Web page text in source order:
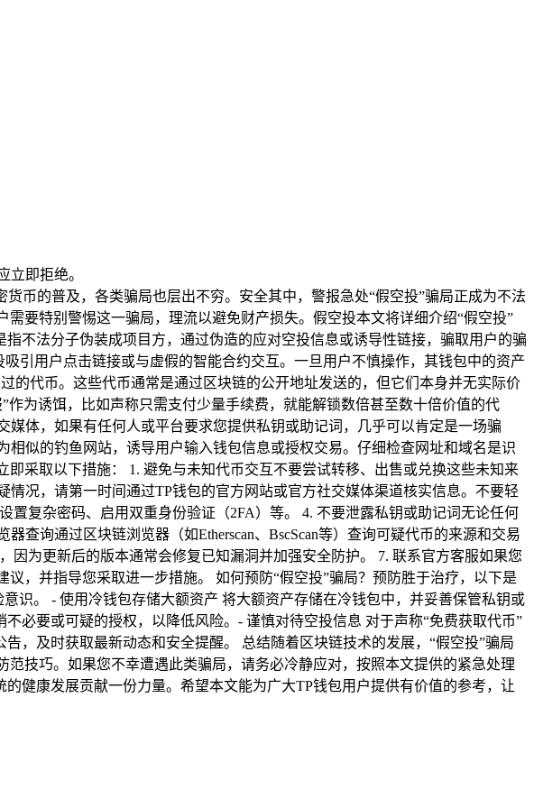
立即拒绝。
币的普及，各类骗局也层出不穷。安全其中，警报急处“假空投”骗局正成为不法
要特别警惕这一骗局，理流以避免财产损失。假空投本文将详细介绍“假空投”
不法分子伪装成项目方，通过伪造的应对空投信息或诱导性链接，骗取用户的骗
引用户点击链接或与虚假的智能合约交互。一旦用户不慎操作，其钱包中的资产
的代币。这些代币通常是通过区块链的公开地址发送的，但它们本身并无实际价
为诱饵，比如声称只需支付少量手续费，就能解锁数倍甚至数十倍价值的代
体，如果有任何人或平台要求您提供私钥或助记词，几乎可以肯定是一场骗
似的钓鱼网站，诱导用户输入钱包信息或授权交易。仔细检查网址和域名是识
采取以下措施： 1. 避免与未知代币交互不要尝试转移、出售或兑换这些未知来
况，请第一时间通过TP钱包的官方网站或官方社交媒体渠道核实信息。不要轻
复杂密码、启用双重身份验证（2FA）等。 4. 不要泄露私钥或助记词无论任何
查询通过区块链浏览器（如Etherscan、BscScan等）查询可疑代币的来源和交易
为更新后的版本通常会修复已知漏洞并加强安全防护。 7. 联系官方客服如果您
，并指导您采取进一步措施。 如何预防“假空投”骗局？预防胜于治疗，以下是
识。 - 使用冷钱包存储大额资产 将大额资产存储在冷钱包中，并妥善保管私钥或
必要或可疑的授权，以降低风险。- 谨慎对待空投信息 对于声称“免费获取代币”
，及时获取最新动态和安全提醒。 总结随着区块链技术的发展，“假空投”骗局
技巧。如果您不幸遭遇此类骗局，请务必冷静应对，按照本文提供的紧急处理
健康发展贡献一份力量。希望本文能为广大TP钱包用户提供有价值的参考，让